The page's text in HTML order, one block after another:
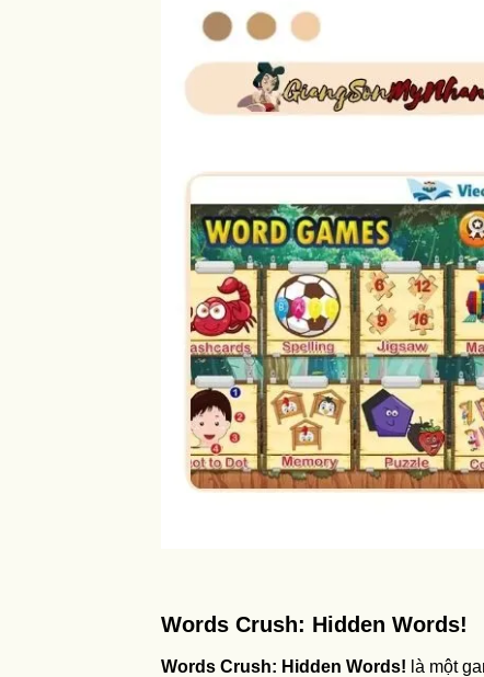
Words Crush: Hidden Words!
Words Crush: Hidden Words! là một